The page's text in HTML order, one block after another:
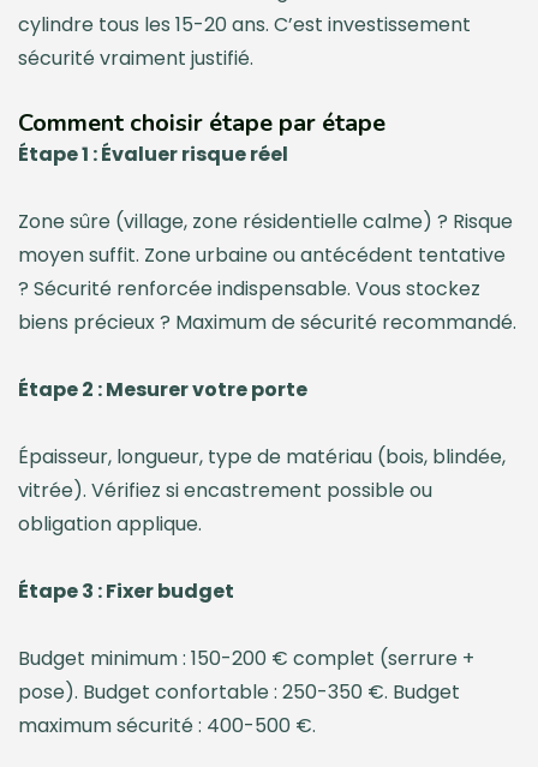
cylindre tous les 15-20 ans. C’est investissement
sécurité vraiment justifié.
Comment choisir étape par étape
Étape 1 : Évaluer risque réel
Zone sûre (village, zone résidentielle calme) ? Risque
moyen suffit. Zone urbaine ou antécédent tentative
? Sécurité renforcée indispensable. Vous stockez
biens précieux ? Maximum de sécurité recommandé.
Étape 2 : Mesurer votre porte
Épaisseur, longueur, type de matériau (bois, blindée,
vitrée). Vérifiez si encastrement possible ou
obligation applique.
Étape 3 : Fixer budget
Budget minimum : 150-200 € complet (serrure +
pose). Budget confortable : 250-350 €. Budget
maximum sécurité : 400-500 €.